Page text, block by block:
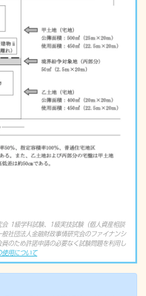
1級学科試験、1級実技試験（個人資産相談
社団法人金融財政事情研究会のファイナンシ
のため許諾申請の必要なく試験問題を利用し
使用について